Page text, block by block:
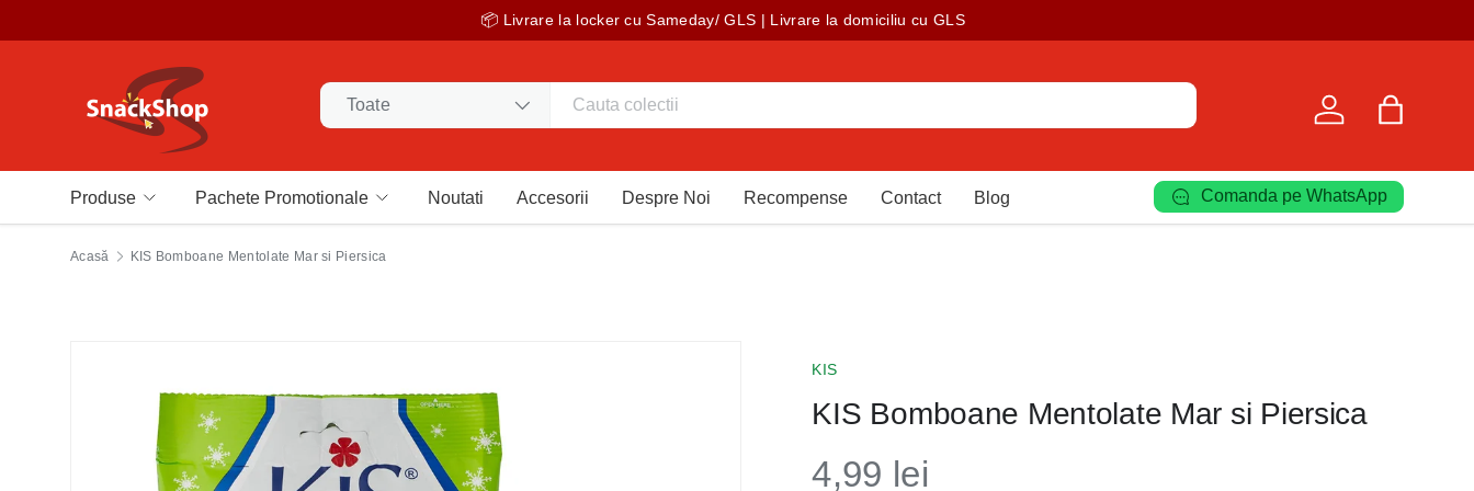
Sari la conținut
📦 Livrare la locker cu Sameday/ GLS | Livrare la domiciliu cu GLS
Caută
Tip produs
Toate
Autentificare
Geantă
Produse Pachete Promotionale Noutati Accesorii Despre Noi Recompense Contact Blog Comanda pe WhatsApp
Acasă KIS Bomboane Mentolate Mar si Piersica
KIS
KIS Bomboane Mentolate Mar si Piersica
4,99 lei